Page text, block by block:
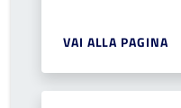
VAI ALLA PAGINA